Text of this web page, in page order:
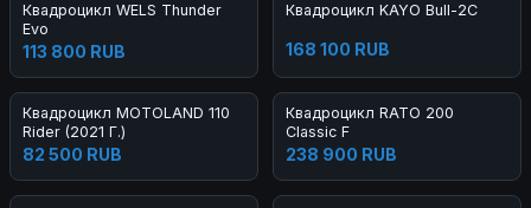
Квадроцикл WELS Thunder
Evo
113 800 RUB
Квадроцикл KAYO Bull-2C
168 100 RUB
Квадроцикл MOTOLAND 110
Rider (2021 Г.)
82 500 RUB
Квадроцикл RATO 200
Classic F
238 900 RUB